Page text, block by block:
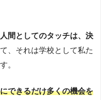
間としてのタッチは、決
、それは学校として私た
。
できるだけ多くの機会を